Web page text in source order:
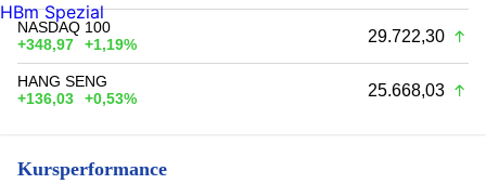
NASDAQ 100
+348,97
+1,19% 29.722,30
HANG SENG
+136,03
+0,53% 25.668,03
Kursperformance
HBm Spezial